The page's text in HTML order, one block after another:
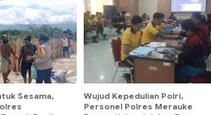
Sesama,
Wujud Kepedulian Polri,
Personel Polres Merauke